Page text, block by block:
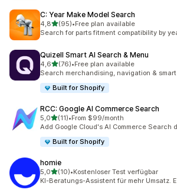
C: Year Make Model Search
4,8/ 5 tähteä
(95)
95 arvostelua yhteensä
•Free plan available
Search for parts fitment compatibility by
Quizell Smart AI Search & Menu
4,6/ 5 tähteä
(76)
76 arvostelua yhteensä
•Free plan available
Search merchandising, navigation &
Built for Shopify
RCC: Google AI Commerce Search
5,0/ 5 tähteä
(11)
11 arvostelua yhteensä
•From $99/month
Add Google Cloud's AI Commerce Search
Built for Shopify
homie
5,0/ 5 tähteä
(10)
10 arvostelua yhteensä
•Kostenloser Test verfügbar
KI-Beratungs-Assistent für mehr Umsatz.